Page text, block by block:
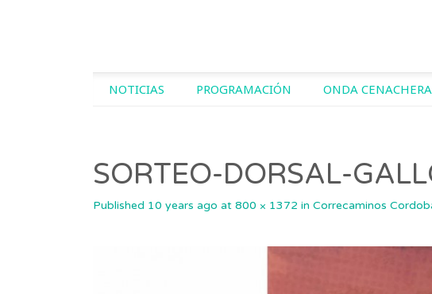
SKIP TO CONTENT
NOTICIAS PROGRAMACIÓN ONDA
SORTEO-DORSAL-
Published 10 years ago at 800 × 1372 in Correcaminos